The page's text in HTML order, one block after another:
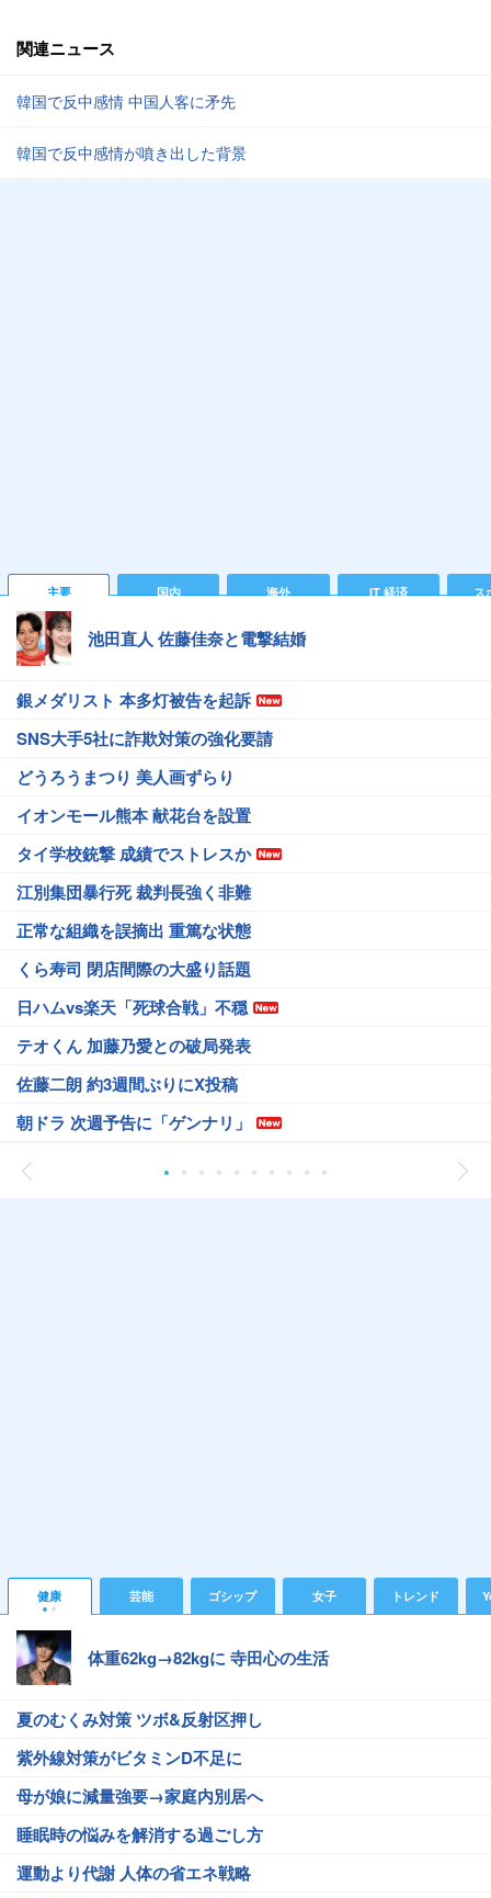
関連ニュース
韓国で反中感情 中国人客に矛先
韓国で反中感情が噴き出した背景
主要 国内 海外 IT 経済 ス
池田直人 佐藤佳奈と電撃結婚
銀メダリスト 本多灯被告を起訴
SNS大手5社に詐欺対策の強化要請
どうろうまつり 美人画ずらり
イオンモール熊本 献花台を設置
タイ学校銃撃 成績でストレスか
江別集団暴行死 裁判長強く非難
正常な組織を誤摘出 重篤な状態
くら寿司 閉店間際の大盛り話題
日ハムvs楽天「死球合戦」不穏
テオくん 加藤乃愛との破局発表
佐藤二朗 約3週間ぶりにX投稿
朝ドラ 次週予告に「ゲンナリ」
健康 芸能 ゴシップ 女子 トレンド
体重62kg→82kgに 寺田心の生活
夏のむくみ対策 ツボ&反射区押し
紫外線対策がビタミンD不足に
母が娘に減量強要→家庭内別居へ
睡眠時の悩みを解消する過ごし方
運動より代謝 人体の省エネ戦略